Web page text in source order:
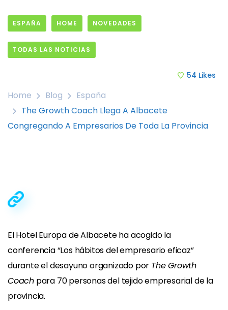
ESPAÑA HOME NOVEDADES
TODAS LAS NOTICIAS
54 Likes
Home Blog
España
The Growth Coach Llega A Albacete
Congregando A Empresarios De Toda La Provincia
El Hotel Europa de Albacete ha acogido la
conferencia “Los hábitos del empresario eficaz”
durante el desayuno organizado por The Growth
Coach para 70 personas del tejido empresarial de la
provincia.